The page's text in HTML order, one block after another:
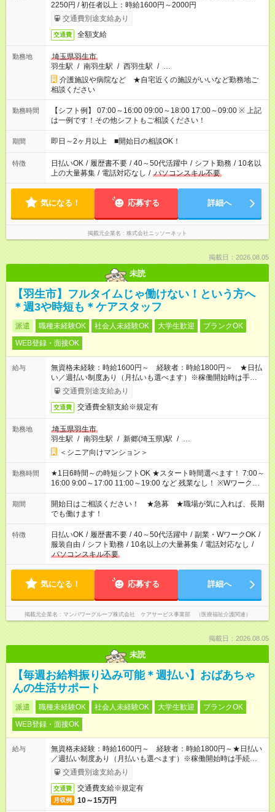
2250円 / 初任者以上：時給1600円～2000円
交通費別途支給あり
交通費 全額支給
勤務地
埼玉県羽生市
羽生駅 / 南羽生駅 / 西羽生駅 / …
介護施設や病院など ★自宅近くの施設がいいなど勤務地ご
相談ください
勤務時間
【シフト例】 07:00～16:00 09:00～18:00 17:00～09:00 ※ 上記
は一例です！その他シフトもご相談ください！
期間 即日～2ヶ月以上 ■開始日の相談OK！
特徴 日払いOK / 履歴書不要 / 40～50代活躍中 / シフト勤務 / 10名以
上の大量募集 / 電話対応なし / パソコンスキル不要
気になる！ 応募する 詳細へ
掲載元企業名 株式会社ニッソーネット
掲載日：2026.08.05
未読
【羽生市】フルタイムじゃ働けない！という方へ
＊週3や時短も＊ケアスタッフ
派遣 職種未経験OK 社会人未経験OK 大学生歓迎
ブランクOK
WEB登録・面接OK
給与
無資格未経験：時給1600円～ 経験者：時給1800円～ ★日払
い／週払い制度あり（月払いも選べます）※稼働開始時は手続き
完了次第のお支払いとなります。
交通費別途支給あり
交通費 交通費全額支給※規定有
勤務地
埼玉県羽生市
羽生駅 / 南羽生駅 / 新郷(埼玉県)駅 / …
＜シニア向けマンション＞
勤務時間
★1日6時間～の時短シフトOK ★スタート時間選べます！ 7:00～
16:00 9:00～17:00 11:00～19:00 など 残業なし！ ※Wワークの
場合、他のお仕事と合わせ週40時間超の就業はご案内できませ
ん ※法令に基づき、週20時間以上勤務は社会保険への加入対象
となります ※労働者派遣法（日雇い派遣の原則禁止）により、
短時間・短期間の就業はご案内が難しい場合があります
期間
開始日はご相談ください！ ★急募 ★職場が気に入れば、長期
でも働けます！
特徴 日払いOK / 履歴書不要 / 40～50代活躍中 / 副業・WワークOK /
服装自由 / シフト勤務 / 10名以上の大量募集 / 電話対応なし /
パソコンスキル不要
気になる！ 応募する 詳細へ
掲載元企業名 マンパワーグループ株式会社 ケアサービス事業部 （医療福祉介護関連）
掲載日：2026.08.05
未読
【毎週お給料振り込み可能＊週払い】おばあちゃ
んの生活サポート
派遣 職種未経験OK 社会人未経験OK 大学生歓迎
ブランクOK
WEB登録・面接OK
給与
無資格未経験：時給1600円～ 経験者：時給1800円～★日払い
／週払い制度あり（月払いも選べます）※稼働開始時は手続き完
了次第のお支払いとなります。
交通費別途支給あり
交通費 交通費支給※規定有
月収例 10～15万円